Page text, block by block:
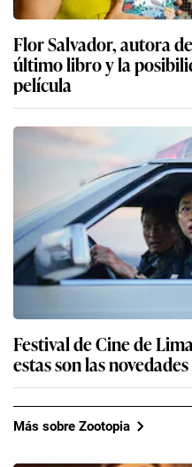
Flor Salvador, autora
último libro y la
película
Festival de Cine de
estas son las
Más sobre Zootopia